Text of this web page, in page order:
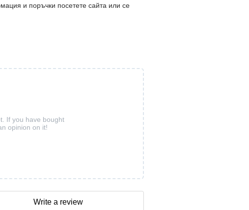
и поръчки посетете сайта или се
If you have bought
opinion on it!
Write a review